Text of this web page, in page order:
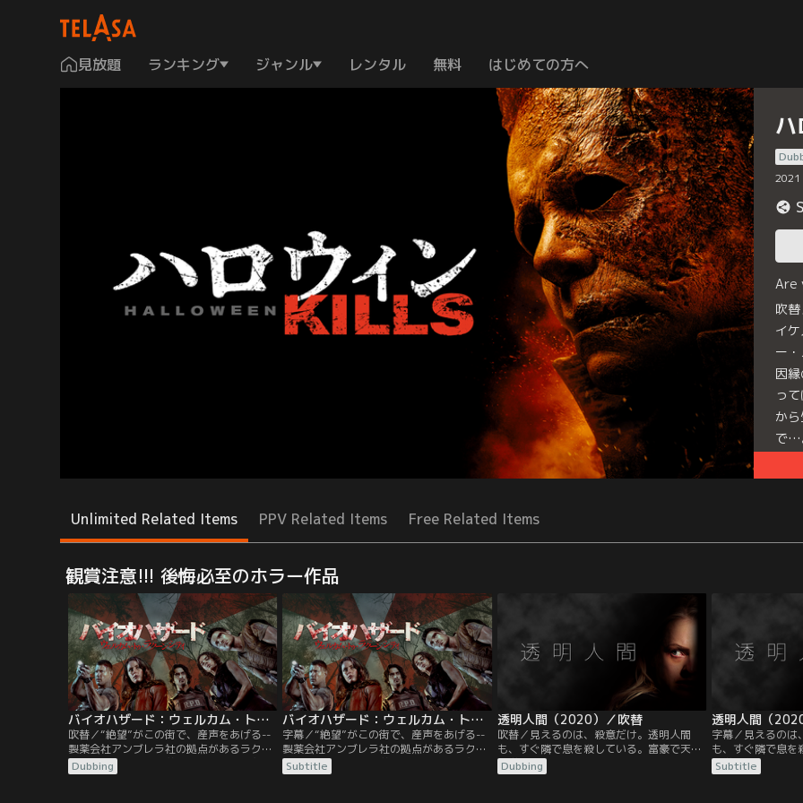
見放題 ランキング ジャンル レンタル 無料 はじめての方へ
2021
Are
吹
イ
ー
因
っ
か
で…
Unlimited Related Items PPV Related Items Free Related Items
観賞注意!!! 後悔必至のホラー作品
バイオハザード：ウェルカム・トゥ・ラクーンシティ／吹替
吹替／“絶望”がこの街で、産声をあげる--
製薬会社アンブレラ社の拠点があるラクー
ンシティ。この街の養護施設で育った主人
公クレア・レッドフィールドは、アンブレ
Dubbing
バイオハザード：ウェルカム・トゥ・ラクーンシティ／字幕
字幕／“絶望”がこの街で、産声をあげる--
製薬会社アンブレラ社の拠点があるラクー
ンシティ。この街の養護施設で育った主人
公クレア・レッドフィールドは、アンブレ
Subtitle
透明人間（2020）／吹替
吹替／見えるのは、殺意だけ。透明人間
も、すぐ隣で息を殺している。富豪で天才
科学者エイドリアンの束縛された関係から
逃げることの出来ないセシリアは、ある真
Dubbing
透明人間（
字幕／見えるのは
も、すぐ隣で息を
科学者エイドリア
逃げることの出来
Subtitle